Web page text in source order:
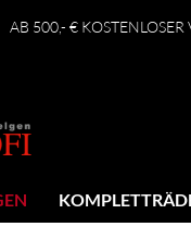
AB 500,- €